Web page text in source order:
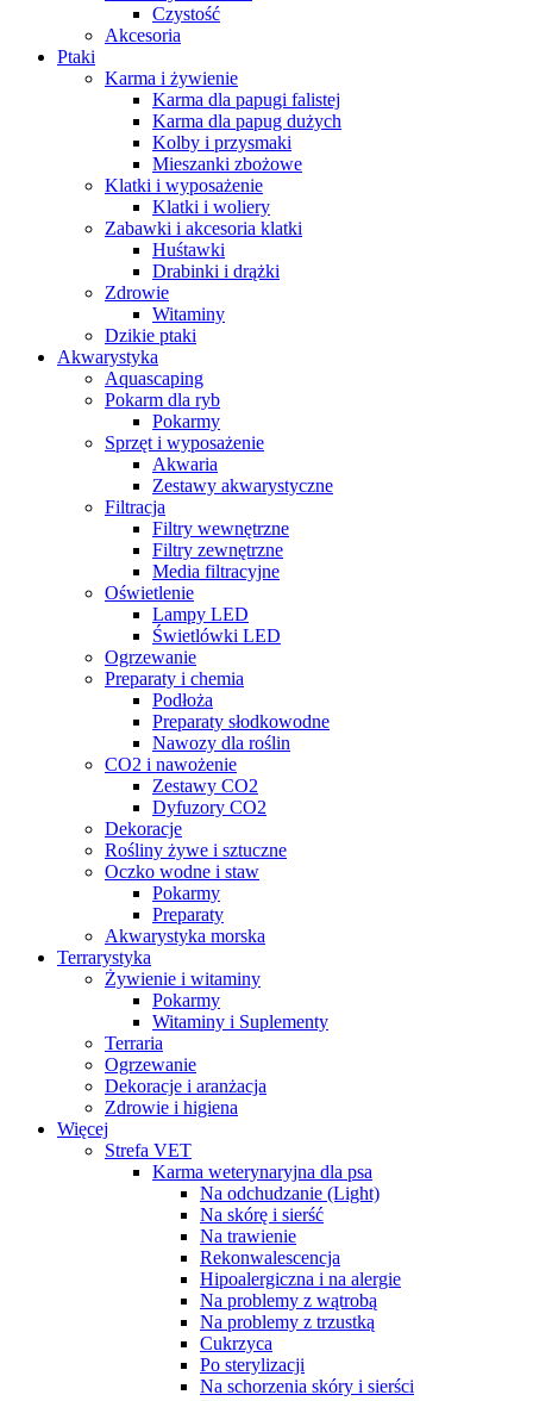
Czystość
Akcesoria
Ptaki
Karma i żywienie
Karma dla papugi falistej
Karma dla papug dużych
Kolby i przysmaki
Mieszanki zbożowe
Klatki i wyposażenie
Klatki i woliery
Zabawki i akcesoria klatki
Huśtawki
Drabinki i drążki
Zdrowie
Witaminy
Dzikie ptaki
Akwarystyka
Aquascaping
Pokarm dla ryb
Pokarmy
Sprzęt i wyposażenie
Akwaria
Zestawy akwarystyczne
Filtracja
Filtry wewnętrzne
Filtry zewnętrzne
Media filtracyjne
Oświetlenie
Lampy LED
Świetlówki LED
Ogrzewanie
Preparaty i chemia
Podłoża
Preparaty słodkowodne
Nawozy dla roślin
CO2 i nawożenie
Zestawy CO2
Dyfuzory CO2
Dekoracje
Rośliny żywe i sztuczne
Oczko wodne i staw
Pokarmy
Preparaty
Akwarystyka morska
Terrarystyka
Żywienie i witaminy
Pokarmy
Witaminy i Suplementy
Terraria
Ogrzewanie
Dekoracje i aranżacja
Zdrowie i higiena
Więcej
Strefa VET
Karma weterynaryjna dla psa
Na odchudzanie (Light)
Na skórę i sierść
Na trawienie
Rekonwalescencja
Hipoalergiczna i na alergie
Na problemy z wątrobą
Na problemy z trzustką
Cukrzyca
Po sterylizacji
Na schorzenia skóry i sierści